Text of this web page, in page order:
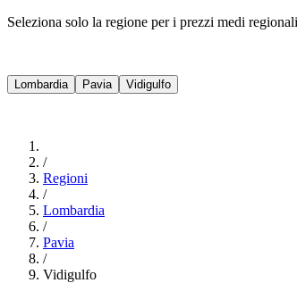
Seleziona solo la regione per i prezzi medi
Lombardia Pavia Vidigulfo
/
Regioni
/
Lombardia
/
Pavia
/
Vidigulfo